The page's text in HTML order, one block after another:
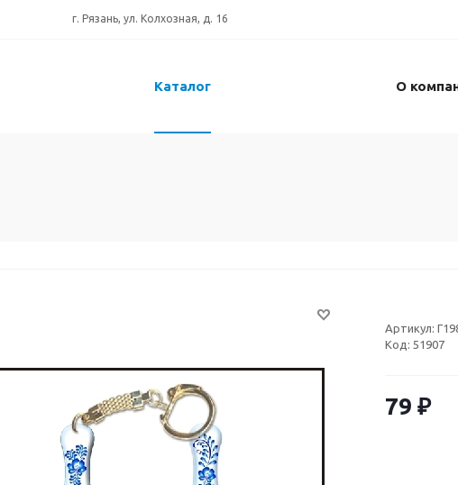
г. Рязань, ул. Колхозная, д. 16
Каталог О
Артикул:
Код: 51907
79 ₽